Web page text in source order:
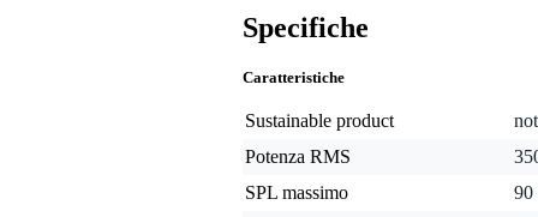
Specifiche
Caratteristiche
Sustainable product
Potenza RMS
SPL massimo
90